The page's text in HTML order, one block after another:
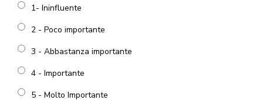
1- Ininfluente
2 - Poco importante
3 - Abbastanza importante
4 - Importante
5 - Molto Importante